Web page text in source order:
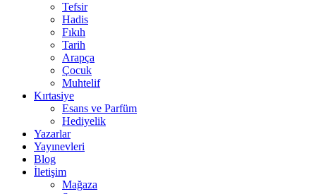
Tefsir
Hadis
Fıkıh
Tarih
Arapça
Çocuk
Muhtelif
Kırtasiye
Esans ve Parfüm
Hediyelik
Yazarlar
Yayınevleri
Blog
İletişim
Mağaza